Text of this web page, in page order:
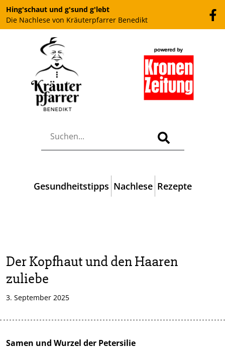
Hing'schaut und g'sund g'lebt
Die Nachlese von Kräuterpfarrer Benedikt
Gesundheitstipps Nachlese Rezepte
Der Kopfhaut und den Haaren
zuliebe
3. September 2025
Samen und Wurzel der Petersilie